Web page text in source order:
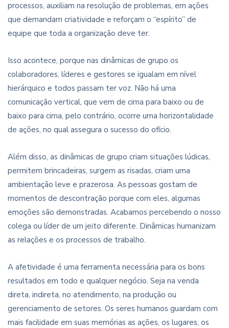
processos, auxiliam na resolução de problemas, em ações
que demandam criatividade e reforçam o “espírito” de
equipe que toda a organização deve ter.
Isso acontece, porque nas dinâmicas de grupo os
colaboradores, líderes e gestores se igualam em nível
hierárquico e todos passam ter voz. Não há uma
comunicação vertical, que vem de cima para baixo ou de
baixo para cima, pelo contrário, ocorre uma horizontalidade
de ações, no qual assegura o sucesso do ofício.
Além disso, as dinâmicas de grupo criam situações lúdicas,
permitem brincadeiras, surgem as risadas, criam uma
ambientação leve e prazerosa. As pessoas gostam de
momentos de descontração porque com eles, algumas
emoções são demonstradas. Acabamos percebendo o nosso
colega ou líder de um jeito diferente. Dinâmicas humanizam
as relações e os processos de trabalho.
A afetividade é uma ferramenta necessária para os bons
resultados em todo e qualquer negócio. Seja na venda
direta, indireta, no atendimento, na produção ou
gerenciamento de setores. Os seres humanos guardam com
mais facilidade em suas memórias as ações, os lugares, os